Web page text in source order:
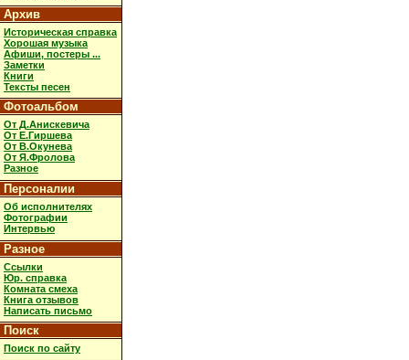
Архив
Историческая справка
Хорошая музыка
Афиши, постеры ...
Заметки
Книги
Тексты песен
Фотоальбом
От Д.Анискевича
От Е.Гиршева
От В.Окунева
От Я.Фролова
Разное
Персоналии
Об исполнителях
Фотографии
Интервью
Разное
Ссылки
Юр. справка
Комната смеха
Книга отзывов
Написать письмо
Поиск
Поиск по сайту